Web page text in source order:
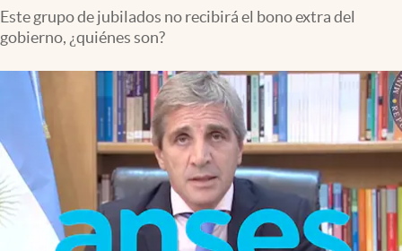
Apertura
Infotechnology
Clase
Clima
Mundial 2026
Eventos Corporativos
El Cronista Studio
Este grupo de jubilados no recibirá el bono extra del
gobierno, ¿quiénes son?